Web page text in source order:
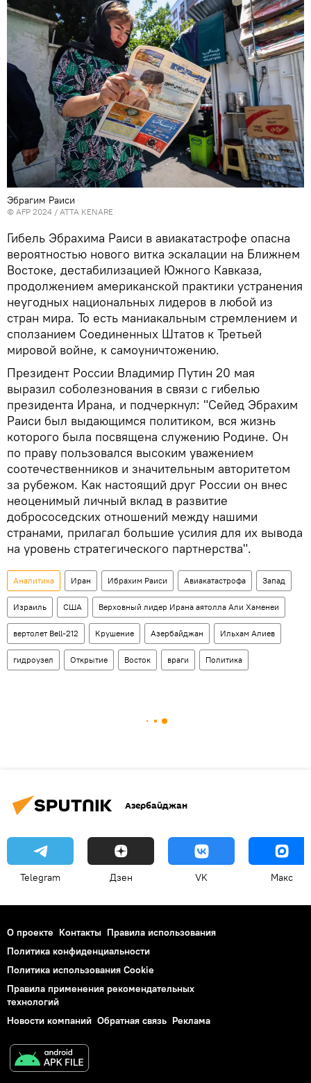
Эбрагим Раиси
© AFP 2024 / ATTA KENARE
Гибель Эбрахима Раиси в авиакатастрофе опасна
вероятностью нового витка эскалации на Ближнем
Востоке, дестабилизацией Южного Кавказа,
продолжением американской практики устранения
неугодных национальных лидеров в любой из
стран мира. То есть маниакальным стремлением и
сползанием Соединенных Штатов к Третьей
мировой войне, к самоуничтожению.
Президент России Владимир Путин 20 мая
выразил соболезнования в связи с гибелью
президента Ирана, и подчеркнул: "Сейед Эбрахим
Раиси был выдающимся политиком, вся жизнь
которого была посвящена служению Родине. Он
по праву пользовался высоким уважением
соотечественников и значительным авторитетом
за рубежом. Как настоящий друг России он внес
неоценимый личный вклад в развитие
добрососедских отношений между нашими
странами, прилагал большие усилия для их вывода
на уровень стратегического партнерства".
Аналитика Иран Ибрахим Раиси Авиакатастрофа Запад
Израиль США Верховный лидер Ирана аятолла Али Хаменеи
вертолет Bell-212 Крушение Азербайджан Ильхам Алиев
гидроузел Открытие Восток враги Политика
Азербайджан
Telegram Дзен VK Макс
О проекте Контакты Правила использования
Политика конфиденциальности
Политика использования Cookie
Правила применения рекомендательных
технологий
Новости компаний Обратная связь Реклама